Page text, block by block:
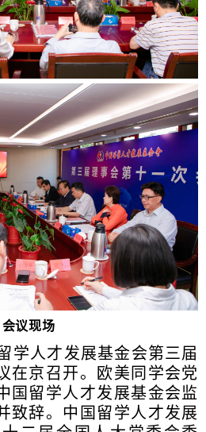
会议现场
学人才发展基金会第三届
在京召开。欧美同学会党
国留学人才发展基金会监
致辞。中国留学人才发展